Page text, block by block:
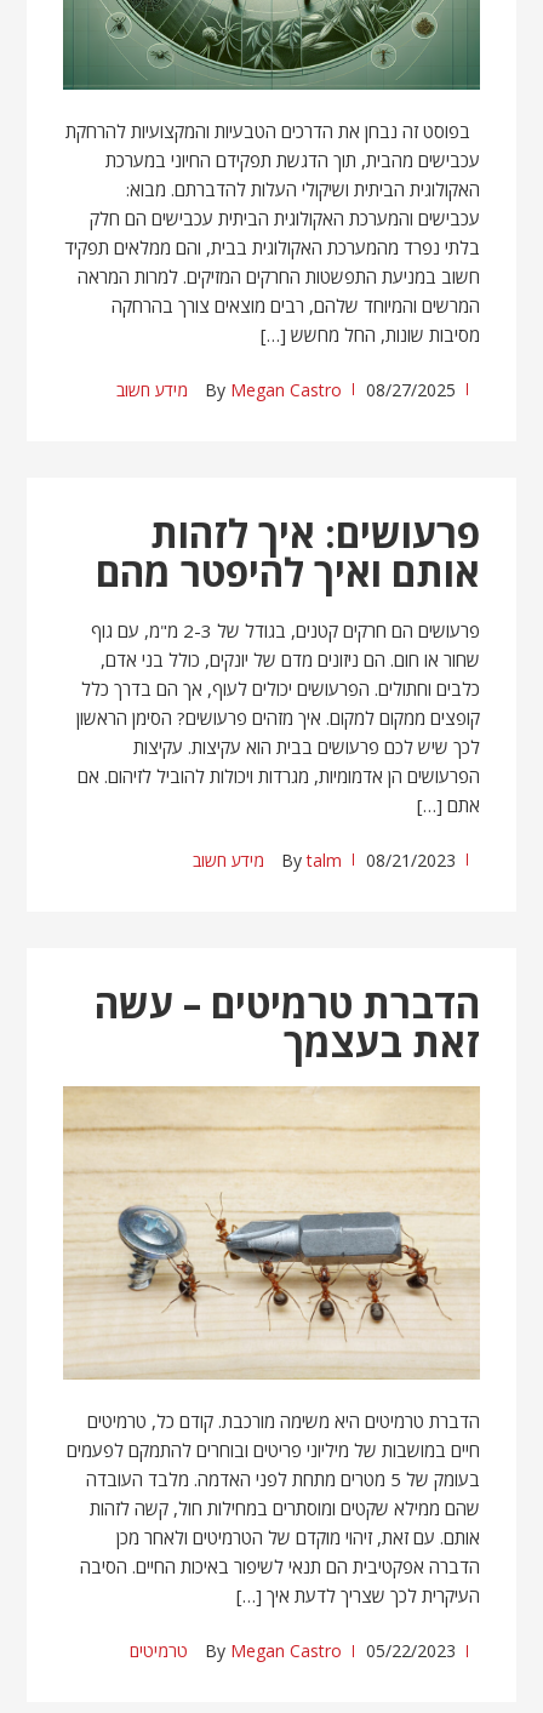
בפוסט זה נבחן את הדרכים הטבעיות והמקצועיות להרחקת
עכבישים מהבית, תוך הדגשת תפקידם החיוני במערכת
האקולוגית הביתית ושיקולי העלות להדברתם. מבוא:
עכבישים והמערכת האקולוגית הביתית עכבישים הם חלק
בלתי נפרד מהמערכת האקולוגית בבית, והם ממלאים תפקיד
חשוב במניעת התפשטות החרקים המזיקים. למרות המראה
המרשים והמיוחד שלהם, רבים מוצאים צורך בהרחקה
מסיבות שונות, החל מחשש […]
08/27/2025
By Megan Castro מידע חשוב
פרעושים: איך לזהות
אותם ואיך להיפטר מהם
פרעושים הם חרקים קטנים, בגודל של 2-3 מ"מ, עם גוף
שחור או חום. הם ניזונים מדם של יונקים, כולל בני אדם,
כלבים וחתולים. הפרעושים יכולים לעוף, אך הם בדרך כלל
קופצים ממקום למקום. איך מזהים פרעושים? הסימן הראשון
לכך שיש לכם פרעושים בבית הוא עקיצות. עקיצות
הפרעושים הן אדמומיות, מגרדות ויכולות להוביל לזיהום. אם
אתם […]
08/21/2023
Bytalm מידע חשוב
הדברת טרמיטים – עשה
זאת בעצמך
הדברת טרמיטים היא משימה מורכבת. קודם כל, טרמיטים
חיים במושבות של מיליוני פריטים ובוחרים להתמקם לפעמים
בעומק של 5 מטרים מתחת לפני האדמה. מלבד העובדה
שהם ממילא שקטים ומוסתרים במחילות חול, קשה לזהות
אותם. עם זאת, זיהוי מוקדם של הטרמיטים ולאחר מכן
הדברה אפקטיבית הם תנאי לשיפור באיכות החיים. הסיבה
העיקרית לכך שצריך לדעת איך […]
05/22/2023
By Megan Castro טרמיטים